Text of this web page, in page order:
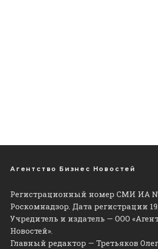
Агентство Бизнес Новостей
Регистрационный номер СМИ ИА №
Роскомнадзор. Дата регистрации
Учредитель и издатель — ООО
Новостей».
Главный редактор — Третьяков Олег